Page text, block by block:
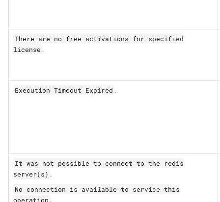
There are no free activations for specified
license .
Execution Timeout Expired .
It was not possible to connect to the redis
server(s) .
No connection is available to service this
operation .